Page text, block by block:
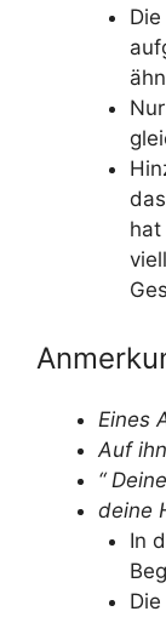
hat
Eines
Auf
“
deine
In